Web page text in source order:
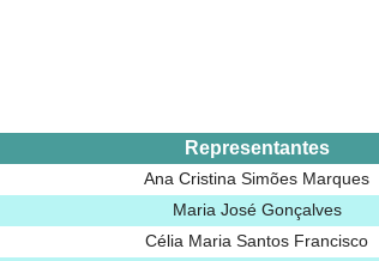
Representantes
Ana Cristina Simões Marques
Maria José Gonçalves
Célia Maria Santos Francisco